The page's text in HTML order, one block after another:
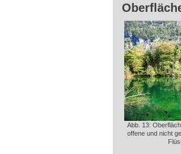
Abb. 13:
offene und nicht